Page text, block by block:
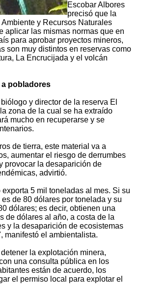
Escobar Albores
precisó que la
y Recursos Naturales
aplicar las mismas normas que en
para aprobar proyectos mineros,
son muy distintos en reservas como
La Encrucijada y el volcán
pobladores
y director de la reserva El
zona de la cual se ha extraído
mucho en recuperarse y se
de tierra, este material va a
aumentar el riesgo de derrumbes
provocar la desaparición de
advirtió.
5 mil toneladas al mes. Si su
de 80 dólares por tonelada y su
dólares; es decir, obtienen una
de dólares al año, a costa de la
y la desaparición de ecosistemas
manifestó el ambientalista.
la explotación minera,
una consulta pública en los
están de acuerdo, los
el permiso local para explotar el